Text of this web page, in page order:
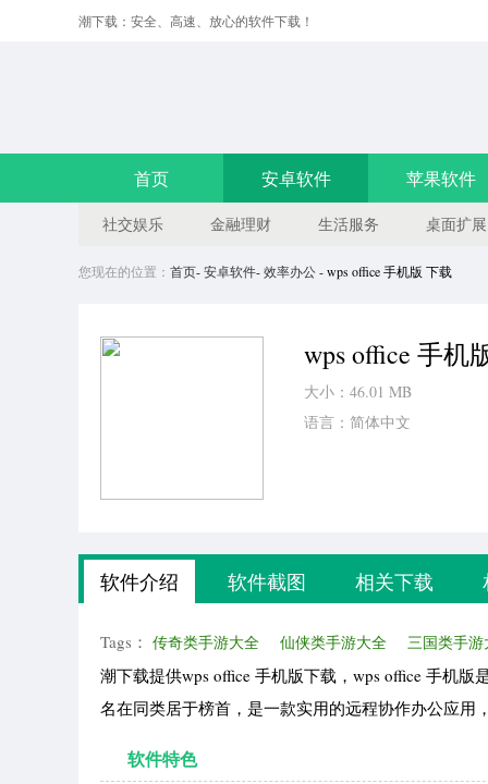
潮下载：安全、高速、放心的软件下载！
首页 安卓软件 苹果软件
社交娱乐 金融理财 生活服务 桌面扩展
您现在的位置： 首页-安卓软件-效率办公- wps office 手机版 下载
wps office 手机
大小：46.01 MB
语言：简体中文
软件介绍 软件截图 相关下载
Tags： 传奇类手游大全 仙侠类手游大全 三国类手游
潮下载提供wps office 手机版下载，wps office 手机
名在同类居于榜首，是一款实用的远程协作办公应
软件特色